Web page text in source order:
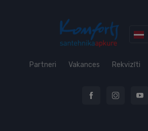
Partneri Vakances Rekvizīti